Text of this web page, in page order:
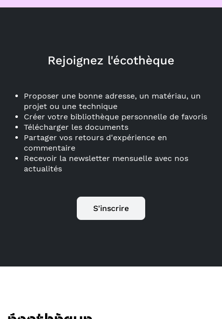
Rejoignez l'écothèque
Proposer une bonne adresse, un matériau, un
projet ou une technique
Créer votre bibliothèque personnelle de favoris
Télécharger les documents
Partager vos retours d'expérience en
commentaire
Recevoir la newsletter mensuelle avec nos
actualités
S'inscrire